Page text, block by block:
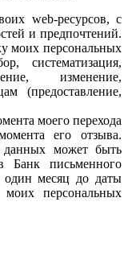
web-ресурсов, с
и предпочтений.
моих персональных
систематизация,
изменение,
(предоставление,
моего перехода
его отзыва.
данных может быть
Банк письменного
один месяц до даты
моих персональных